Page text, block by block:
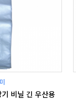
비닐 긴 우산용